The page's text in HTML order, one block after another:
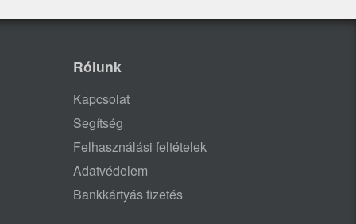
Rólunk
Kapcsolat
Segítség
Felhasználási feltételek
Adatvédelem
Bankkártyás fizetés